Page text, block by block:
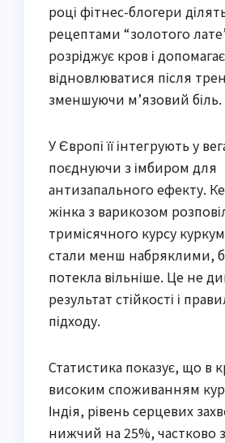
році фітнес-блогери
рецептами “золотого
розріджує кров і допомагає
відновлюватися після
зменшуючи м’язовий біль.
У Європі її інтегрують у
поєднуючи з імбиром для
антизапального ефекту.
жінка з варикозом
тримісячного курсу
стали менш набряклими,
потекла вільніше. Це не
результат стійкості і
підходу.
Статистика показує, що в
високим споживанням
Індія, рівень серцевих
нижчий на 25%, частково